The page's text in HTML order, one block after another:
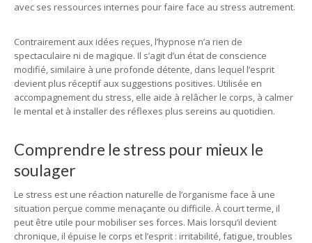
avec ses ressources internes pour faire face au stress autrement.
Contrairement aux idées reçues, l’hypnose n’a rien de
spectaculaire ni de magique. Il s’agit d’un état de conscience
modifié, similaire à une profonde détente, dans lequel l’esprit
devient plus réceptif aux suggestions positives. Utilisée en
accompagnement du stress, elle aide à relâcher le corps, à calmer
le mental et à installer des réflexes plus sereins au quotidien.
Comprendre le stress pour mieux le
soulager
Le stress est une réaction naturelle de l’organisme face à une
situation perçue comme menaçante ou difficile. À court terme, il
peut être utile pour mobiliser ses forces. Mais lorsqu’il devient
chronique, il épuise le corps et l’esprit : irritabilité, fatigue, troubles